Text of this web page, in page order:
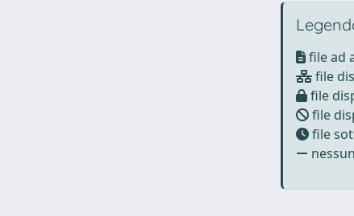
file ad
file
file
file
file